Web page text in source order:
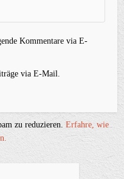
Kommentare via E-
via E-Mail.
zu reduzieren.Erfahre, wie